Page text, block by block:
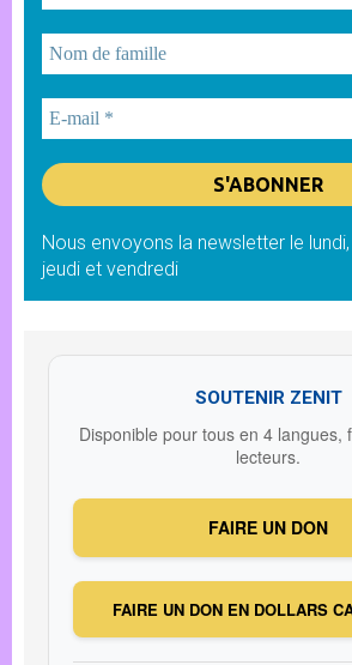
Nous envoyons la newsletter le
jeudi et vendredi
SOUTENIR ZENIT
Disponible pour tous en 4 langues,
lecteurs.
FAIRE UN DON
FAIRE UN DON EN DOLLARS